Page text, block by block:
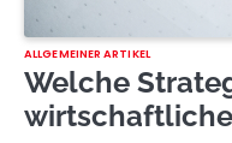
ALLGEMEINER ARTIKEL
Welche